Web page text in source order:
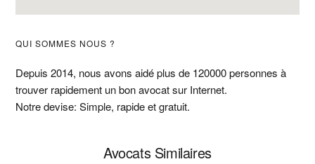
Barre
latérale
principale
QUI SOMMES NOUS ?
Depuis 2014, nous avons aidé plus de 120000 personnes à
trouver rapidement un bon avocat sur Internet.
Notre devise: Simple, rapide et gratuit.
Avocats Similaires